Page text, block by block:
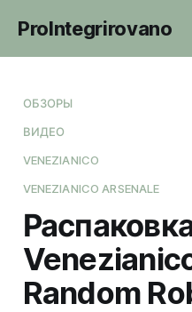
ProIntegrirovano
ОБЗОРЫ
ВИДЕО
VENEZIANICO
VENEZIANICO ARSENALE
Random